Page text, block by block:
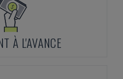
À L'AVANCE